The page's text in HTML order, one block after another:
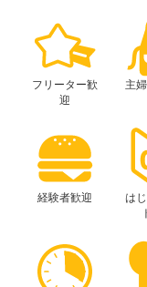
フリーター歓
迎
主
経験者歓迎
は